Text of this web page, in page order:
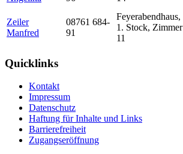
Zeiler
Manfred
08761 684-
91
Feyerabendhaus,
1. Stock, Zimmer
11
Quicklinks
Kontakt
Impressum
Datenschutz
Haftung für Inhalte und Links
Barrierefreiheit
Zugangseröffnung